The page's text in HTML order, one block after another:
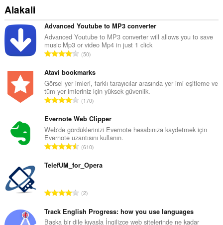
Alakali
Advanced Youtube to MP3 converter
Advanced Youtube to MP3 converter will allows you to save
music Mp3 or video Mp4 in just 1 click
T
p
l
a
m
y
s
a
y
ı
:
50
Atavi bookmarks
Görsel yer imleri, farklı tarayıcılar arasında yer imi eşitleme ve
tüm yer imleriniz için yüksek güvenlik.
T
p
l
a
m
y
a
y
ı
s
170
Evernote Web Clipper
Web'de gördüklerinizi Evernote hesabınıza kaydetmek için
Evernote uzantısını kullanın.
T
p
m
y
610
TelefUM_for_Opera
T
p
l
2
Track English Progress: how you use languages
Başka bir dile kıyasla İngilizce web sitelerinde ne kadar